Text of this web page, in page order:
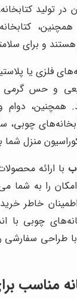
در تولید
و برای
فلزی یا
و حس
همچنین، دوام
چوبی،
منزل شما
با ارائه
را به شما
خاطر
چوبی با
طراحی سفارشی
مناسب